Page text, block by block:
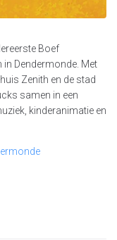
Boef
Dendermonde. Met
Zenith en de stad
samen in een
kinderanimatie en